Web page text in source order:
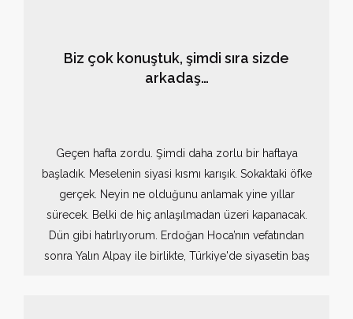
Biz çok konuştuk, şimdi sıra sizde
arkadaş…
Geçen hafta zordu. Şimdi daha zorlu bir haftaya
başladık. Meselenin siyasi kısmı karışık. Sokaktaki öfke
gerçek. Neyin ne olduğunu anlamak yine yıllar
sürecek. Belki de hiç anlaşılmadan üzeri kapanacak.
Dün gibi hatırlıyorum. Erdoğan Hoca’nın vefatından
sonra Yalın Alpay ile birlikte, Türkiye'de siyasetin baş